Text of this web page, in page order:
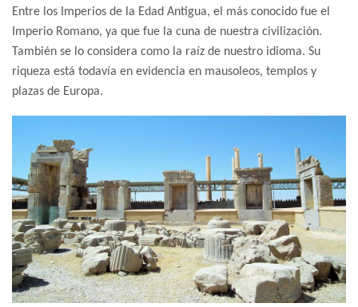
Entre los Imperios de la Edad Antigua, el más conocido fue el
Imperio Romano, ya que fue la cuna de nuestra civilización.
También se lo considera como la raíz de nuestro idioma. Su
riqueza está todavía en evidencia en mausoleos, templos y
plazas de Europa.